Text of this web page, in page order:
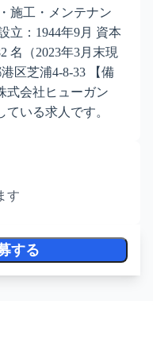
施工・メンテナン
立：1944年9月 資本
名（2023年3月末現
区芝浦4-8-33 【備
式会社ヒューガン
ている求人です。
す
する